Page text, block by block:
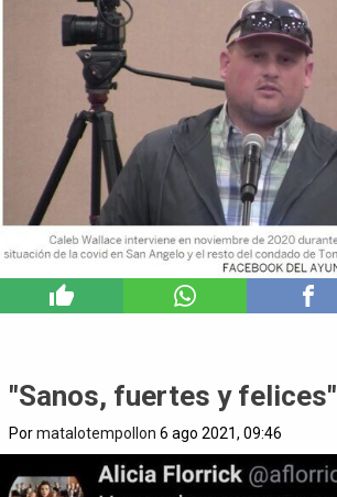
"Sanos, fuertes y felices"
Pormatalotempollon 6 ago 2021, 09:46